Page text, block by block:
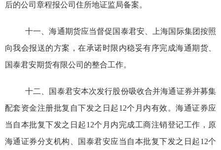
后的公司章程报公司住所地证监局备案。
十一、海通期货应当督促国泰君安、上海国际集团按照
向我会报送的方案，在承诺时限内稳妥有序完成海通期货、
国泰君安期货有限公司的整合工作。
十二、国泰君安本次发行股份吸收合并海通证券并募集
配套资金注册批复自下发之日起12个月内有效。海通证券应
当自本批复下发之日起12个月 内完成工商注销登记工作，原
海通证券分支机构、国泰君安应当自本批复下发之日起12个